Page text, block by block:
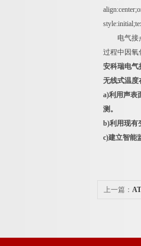
电气接点
过程中因氧
安科瑞电气
无线式温度
a)利用声表
测。
b)利用现有
c)建立智能
上一篇：